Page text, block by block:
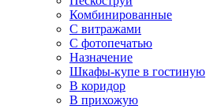
Комбинированные
С витражами
С фотопечатью
Назначение
Шкафы-купе в гостиную
В коридор
В прихожую